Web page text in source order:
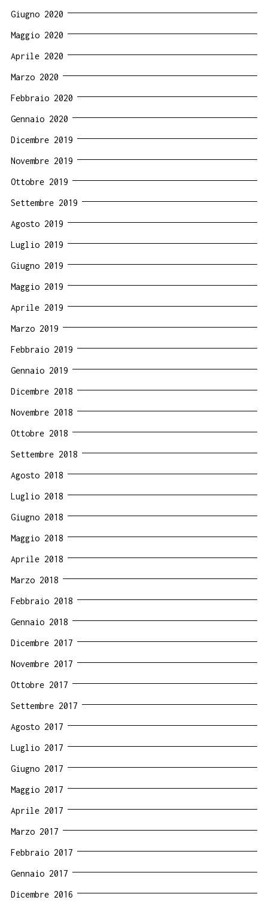
Giugno 2020
Maggio 2020
Aprile 2020
Marzo 2020
Febbraio 2020
Gennaio 2020
Dicembre 2019
Novembre 2019
Ottobre 2019
Settembre 2019
Agosto 2019
Luglio 2019
Giugno 2019
Maggio 2019
Aprile 2019
Marzo 2019
Febbraio 2019
Gennaio 2019
Dicembre 2018
Novembre 2018
Ottobre 2018
Settembre 2018
Agosto 2018
Luglio 2018
Giugno 2018
Maggio 2018
Aprile 2018
Marzo 2018
Febbraio 2018
Gennaio 2018
Dicembre 2017
Novembre 2017
Ottobre 2017
Settembre 2017
Agosto 2017
Luglio 2017
Giugno 2017
Maggio 2017
Aprile 2017
Marzo 2017
Febbraio 2017
Gennaio 2017
Dicembre 2016